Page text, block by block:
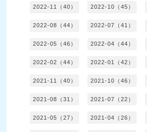
2022-11（40） 2022-10（45）
2022-08（44） 2022-07（41）
2022-05（46） 2022-04（44）
2022-02（44） 2022-01（42）
2021-11（40） 2021-10（46）
2021-08（31） 2021-07（22）
2021-05（27） 2021-04（26）